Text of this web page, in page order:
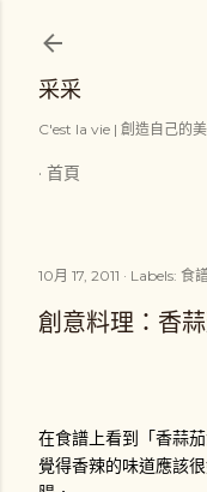
采采
C'est la vie | 創造自己的
首頁
10月 17, 2011 Labels: 食
創意料理：香
在食譜上看到「香蒜
覺得香辣的味道應該